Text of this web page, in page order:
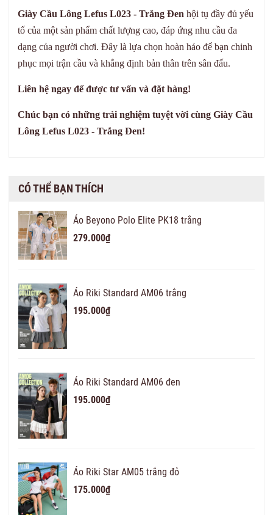
Giày Cầu Lông Lefus L023 - Trắng Đen hội tụ đầy đủ yếu
tố của một sản phẩm chất lượng cao, đáp ứng nhu cầu đa
dạng của người chơi. Đây là lựa chọn hoàn hảo để bạn chinh
phục mọi trận cầu và khẳng định bản thân trên sân đấu.
Liên hệ ngay để được tư vấn và đặt hàng!
Chúc bạn có những trải nghiệm tuyệt vời cùng Giày Cầu
Lông Lefus L023 - Trắng Đen!
CÓ THỂ BẠN THÍCH
Áo Beyono Polo Elite PK18 trắng
279.000₫
Áo Riki Standard AM06 trắng
195.000₫
Áo Riki Standard AM06 đen
195.000₫
Áo Riki Star AM05 trắng đỏ
175.000₫